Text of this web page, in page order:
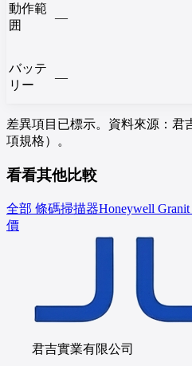
動作範
囲
—
バッテ
リー
—
差異項目已標示。資料來源：君
項規格）。
看看其他比較
全部 條碼掃描器Honeywell Granit
價
君吉實業有限公司